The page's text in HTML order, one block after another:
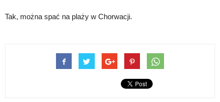
Tak, można spać na plaży w Chorwacji.